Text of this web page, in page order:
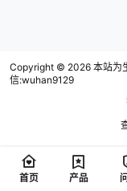
Copyright © 2026 本站为
信:wuhan9129
首页 产品